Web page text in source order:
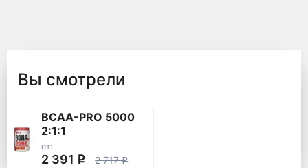
Вы смотрели
BCAA-PRO 5000
2:1:1
от:
2 391 q 2 717q